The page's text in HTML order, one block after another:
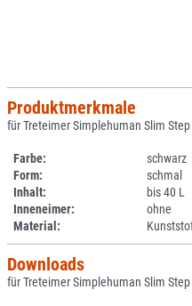
Produktmerkmale
für Treteimer Simplehuman Slim
Farbe:
schwarz
Form:
schmal
Inhalt:
bis 40 L
Inneneimer:
ohne
Material:
Downloads
für Treteimer Simplehuman Slim